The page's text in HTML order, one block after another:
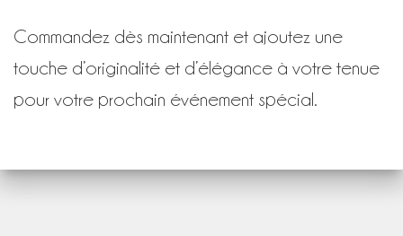
Commandez dès maintenant et ajoutez une
touche d’originalité et d’élégance à votre tenue
pour votre prochain événement spécial.